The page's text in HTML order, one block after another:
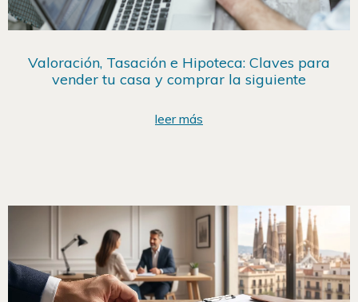
Valoración, Tasación e Hipoteca: Claves para
vender tu casa y comprar la siguiente
leer más